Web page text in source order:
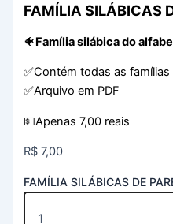
FAMÍLIA SILÁBICAS
🐠Família silábica do
✅Contém todas as
✅Arquivo em PDF
💵Apenas 7,00 reais
R$ 7,00
FAMÍLIA SILÁBICAS DE